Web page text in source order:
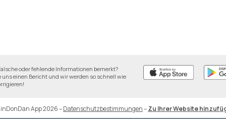
oder fehlende Informationen bemerkt?
uns einen Bericht und wir werden so schnell wie
App 2026–Datenschutzbestimmungen–Zu Ihrer Website